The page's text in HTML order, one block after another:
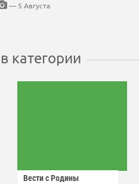
— 5 Августа
категории
Вести с Родины